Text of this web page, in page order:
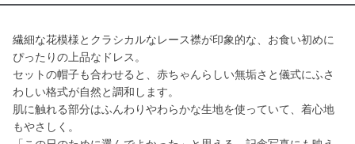
繊細な花模様とクラシカルなレース襟が印象的な、お食い初めに
ぴったりの上品なドレス。
セットの帽子も合わせると、赤ちゃんらしい無垢さと儀式にふさ
わしい格式が自然と調和します。
肌に触れる部分はふんわりやわらかな生地を使っていて、着心地
もやさしく。